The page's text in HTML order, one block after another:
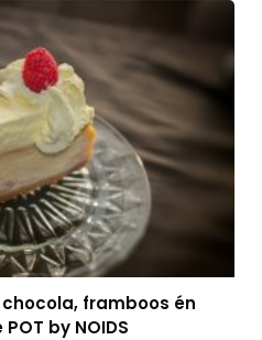
framboos én
by NOIDS